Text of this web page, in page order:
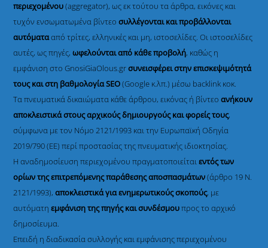
περιεχομένου(aggregator), ως εκ τούτου τα άρθρα, εικόνες και
τυχόν ενσωματωμένα βίντεοσυλλέγονται και προβάλλονται
αυτόματααπό τρίτες, ελληνικές και μη, ιστοσελίδες. Οι ιστοσελίδες
αυτές, ως πηγές,ωφελούνται από κάθε προβολή, καθώς η
εμφάνιση στο GnosiGiaOlous.grσυνεισφέρει στην επισκεψιμότητά
τους και στη βαθμολογία SEO(Google κ.λπ.) μέσω backlink κοκ.
Τα πνευματικά δικαιώματα κάθε άρθρου, εικόνας ή βίντεοανήκουν
αποκλειστικά στους αρχικούς δημιουργούς και φορείς τους,
σύμφωνα με τον Νόμο 2121/1993 και την Ευρωπαϊκή Οδηγία
2019/790 (ΕΕ) περί προστασίας της πνευματικής ιδιοκτησίας.
Η αναδημοσίευση περιεχομένου πραγματοποιείταιεντός των
ορίων της επιτρεπόμενης παράθεσης αποσπασμάτων(άρθρο 19 Ν.
2121/1993), αποκλειστικά για ενημερωτικούς σκοπούς, με
αυτόματηεμφάνιση της πηγής και συνδέσμουπρος το αρχικό
δημοσίευμα.
Επειδή η διαδικασία συλλογής και εμφάνισης περιεχομένου